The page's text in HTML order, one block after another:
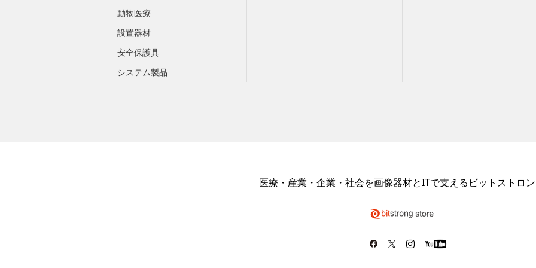
動物医療
設置器材
安全保護具
システム製品
医療・産業・企業・社会を画像器材とITで支えるビットストロ